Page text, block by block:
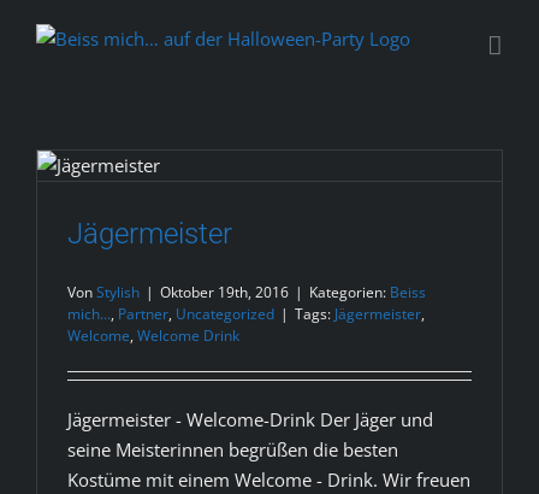
Inhalt
Beiss mich...
Jägermeister
VonStylish | Oktober 19th, 2016 | Kategorien: Beiss
mich..., Partner, Uncategorized | Tags: Jägermeister,
Welcome, Welcome Drink
Jägermeister - Welcome-Drink Der Jäger und
seine Meisterinnen begrüßen die besten
Kostüme mit einem Welcome - Drink. Wir freuen